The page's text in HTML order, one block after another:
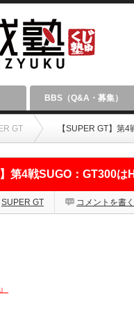
BBS（Q&A・募集）
GT 【SUPER GT】第
】第4戦SUGO：GT300
SUPER GT コメントを書く